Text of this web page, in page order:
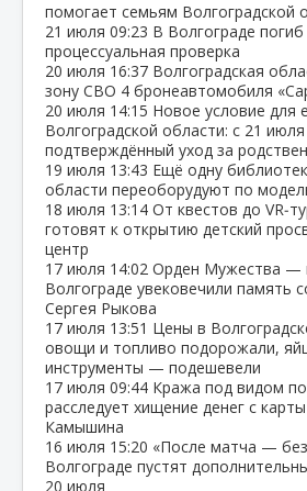
помогает семьям Волгоградской
21 июля 09:23 В Волгограде
процессуальная проверка
20 июля 16:37 Волгоградская
зону СВО 4 бронеавтомобиля
20 июля 14:15 Новое условие для
Волгоградской области: с 21
подтверждённый уход за
19 июля 13:43 Ещё одну
области переоборудуют по
18 июля 13:14 От квестов до
готовят к открытию детский
центр
17 июля 14:02 Орден Мужества —
Волгограде увековечили память
Сергея Рыкова
17 июля 13:51 Цены в
овощи и топливо подорожали,
инструменты — подешевели
17 июля 09:44 Кража под видом
расследует хищение денег с
Камышина
16 июля 15:20 «После матча —
Волгограде пустят
20 июля